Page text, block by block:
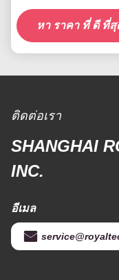
หา ราคา ที่ ดี ที่สุ
ติดต่อเรา
SHANGHAI
INC.
อีเมล